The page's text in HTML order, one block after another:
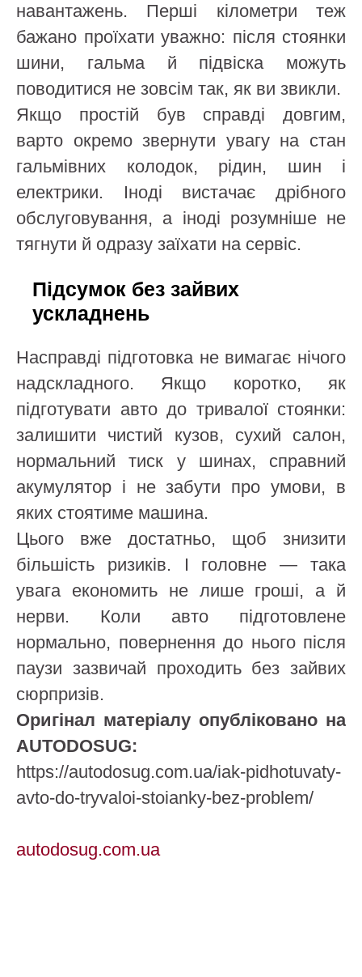
навантажень. Перші кілометри теж
бажано проїхати уважно: після стоянки
шини, гальма й підвіска можуть
поводитися не зовсім так, як ви звикли.
Якщо простій був справді довгим,
варто окремо звернути увагу на стан
гальмівних колодок, рідин, шин і
електрики. Іноді вистачає дрібного
обслуговування, а іноді розумніше не
тягнути й одразу заїхати на сервіс.
Підсумок без зайвих
ускладнень
Насправді підготовка не вимагає нічого
надскладного. Якщо коротко, як
підготувати авто до тривалої стоянки:
залишити чистий кузов, сухий салон,
нормальний тиск у шинах, справний
акумулятор і не забути про умови, в
яких стоятиме машина.
Цього вже достатньо, щоб знизити
більшість ризиків. І головне — така
увага економить не лише гроші, а й
нерви. Коли авто підготовлене
нормально, повернення до нього після
паузи зазвичай проходить без зайвих
сюрпризів.
Оригінал матеріалу опубліковано на
AUTODOSUG:
https://autodosug.com.ua/iak-pidhotuvaty-
avto-do-tryvaloi-stoianky-bez-problem/
autodosug.com.ua